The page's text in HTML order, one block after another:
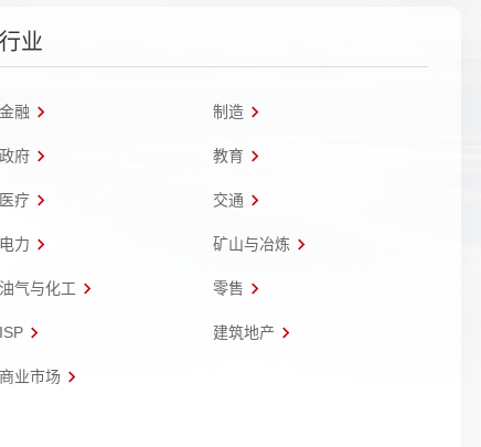
行业
金融 制造
政府 教育
医疗 交通
电力 矿山与冶炼
油气与化工 零售
ISP 建筑地产
商业市场